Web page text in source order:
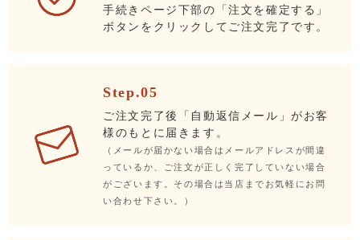
手続きページ下部の「注文を確定する」
ボタンをクリックしてご注文完了です。
Step.05
ご注文完了後「自動返信メール」がお客
様のもとに届きます。
（メールが届かない場合はメールアドレスが間違
っているか、ご注文が正しく完了していない場合
がございます。その場合は当店までお気軽にお問
い合わせ下さい。）